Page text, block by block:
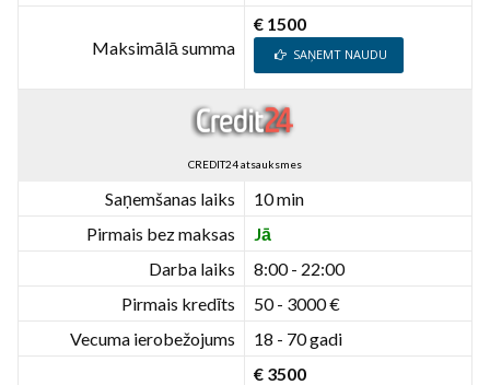
Maksimālā summa
€ 1500
SAŅEMT NAUDU
CREDIT24 atsauksmes
Saņemšanas laiks
10 min
Pirmais bez maksas
Jā
Darba laiks
8:00 - 22:00
Pirmais kredīts
50 - 3000 €
Vecuma ierobežojums
18 - 70 gadi
€ 3500